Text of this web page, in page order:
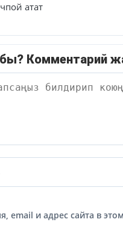
атат
Комментарий
email и адрес сайта в